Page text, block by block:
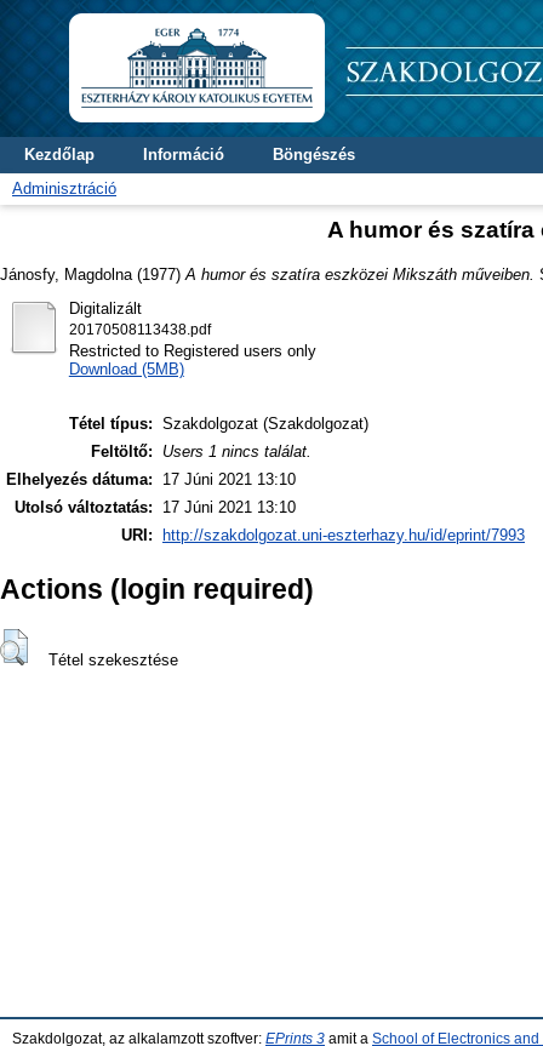
Kezdőlap Információ
Böngészés
Adminisztráció
A humor és
Jánosfy, Magdolna (1977) A humor és szatíra eszközei Mikszáth műveiben.
Digitalizált
20170508113438.pdf
Restricted to Registered users only
Download (5MB)
Tétel típus: Szakdolgozat (Szakdolgozat)
Feltöltő:
Users 1 nincs találat.
Elhelyezés dátuma:
17 Júni 2021 13:10
Utolsó változtatás:
17 Júni 2021 13:10
URI:
http://szakdolgozat.uni-eszterhazy.hu/id/eprint/7993
Actions (login required)
Tétel szekesztése
Szakdolgozat, az alkalamzott szoftver: EPrints 3 amit a School of Electronics